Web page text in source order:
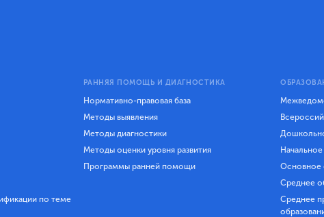
по теме
РАННЯЯ ПОМОЩЬ И ДИАГНОСТИКА
Нормативно-правовая база
Методы выявления
Методы диагностики
Методы оценки уровня развития
Программы ранней помощи
Основное
Среднее
Среднее